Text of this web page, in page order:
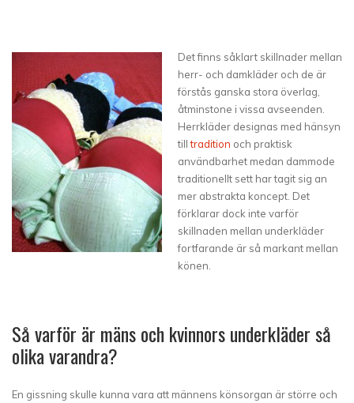
Det finns såklart skillnader mellan
herr- och damkläder och de är
förstås ganska stora överlag,
åtminstone i vissa avseenden.
Herrkläder designas med hänsyn
tilltradition och praktisk
användbarhet medan dammode
traditionellt sett har tagit sig an
mer abstrakta koncept. Det
förklarar dock inte varför
skillnaden mellan underkläder
fortfarande är så markant mellan
könen.
Så varför är mäns och kvinnors underkläder så
olika varandra?
En gissning skulle kunna vara att männens könsorgan är större och